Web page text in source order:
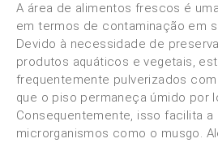
A área de alimentos frescos é
em termos de contaminação em
Devido à necessidade de
produtos aquáticos e vegetais,
frequentemente pulverizados
que o piso permaneça úmido por
Consequentemente, isso facilita
microrganismos como o musgo.